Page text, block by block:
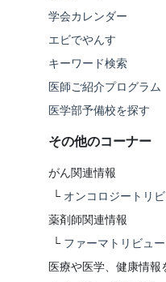
学会カレンダー
エビでやんす
キーワード検索
医師ご紹介プログラム
医学部予備校を探す
その他のコーナー
がん関連情報
└ オンコロジートリ
薬剤師関連情報
└ ファーマトリビュ
医療や医学、健康情